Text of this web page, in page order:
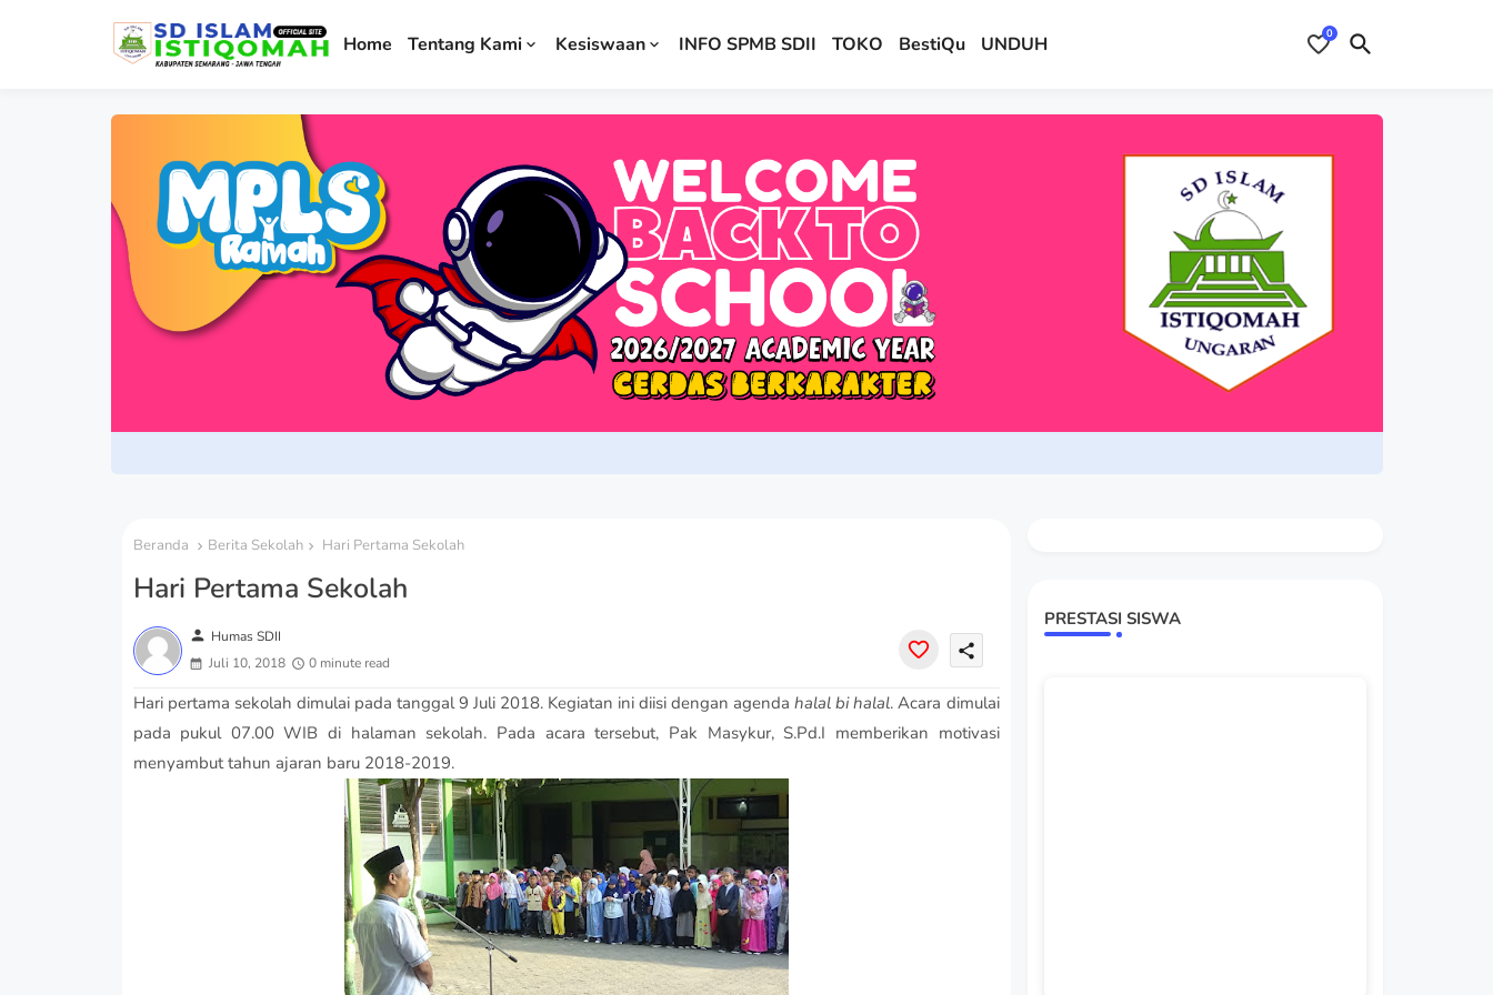
Home Tentang Kami Kesiswaan INFO SPMB SDII TOKO BestiQu UNDUH 0
Beranda Berita Sekolah Hari Pertama Sekolah
Hari Pertama Sekolah
person Humas SDII
Juli 10, 2018
0 minute read
share
Hari pertama sekolah dimulai pada tanggal 9 Juli 2018. Kegiatan ini diisi dengan agendahalal bi halal. Acara dimulai
pada pukul 07.00 WIB di halaman sekolah. Pada acara tersebut, Pak Masykur, S.Pd.I memberikan motivasi
menyambut tahun ajaran baru 2018-2019.
PRESTASI SISWA